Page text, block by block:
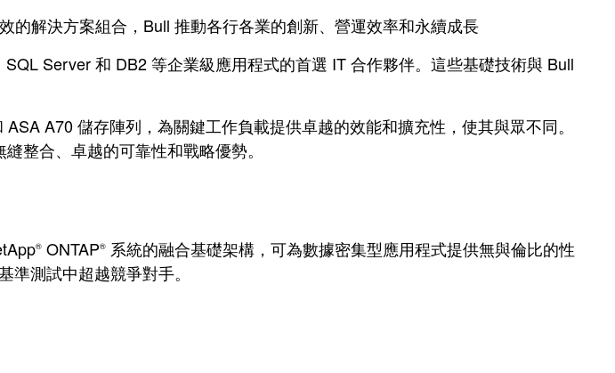
解決方案組合，Bull 推動各行各業的創新、營運效率和永續成長
Server 和 DB2 等企業級應用程式的首選 IT 合作夥伴。這些基礎技術與 Bull
A70 儲存陣列，為關鍵工作負載提供卓越的效能和擴充性，使其與眾不同。
整合、卓越的可靠性和戰略優勢。
® ONTAP® 系統的融合基礎架構，可為數據密集型應用程式提供無與倫比的性
測試中超越競爭對手。